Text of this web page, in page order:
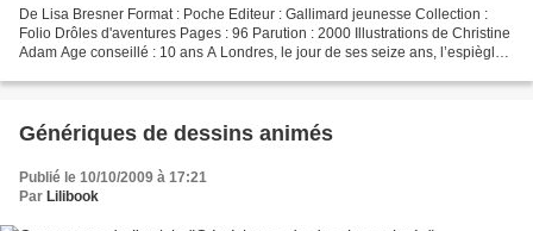
De Lisa Bresner Format : Poche Editeur : Gallimard jeunesse Collection :
Folio Drôles d'aventures Pages : 96 Parution : 2000 Illustrations de Christine
Adam Age conseillé : 10 ans A Londres, le jour de ses seize ans, l’espiègle
Génériques de dessins animés
Publié le 10/10/2009 à 17:21
Par Lilibook